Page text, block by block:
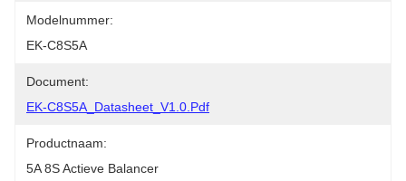
Modelnummer:
EK-C8S5A
Document:
EK-C8S5A_Datasheet_V1.0.pdf
Productnaam:
5A 8S Actieve Balancer